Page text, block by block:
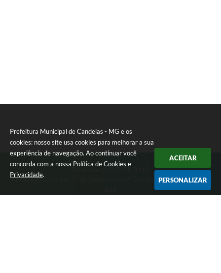
Prefeitura Municipal de Candeias - MG e os
cookies: nosso site usa cookies para melhorar a sua
experiência de navegação. Ao continuar você
concorda com a nossa Política de Cookies e
Privacidade.
ACEITAR
PERSONALIZAR
Telefone: (35) 3475-0119
Endereço: Avenida 17 de Dezembro, nº 240 Centro | CEP: 37280-